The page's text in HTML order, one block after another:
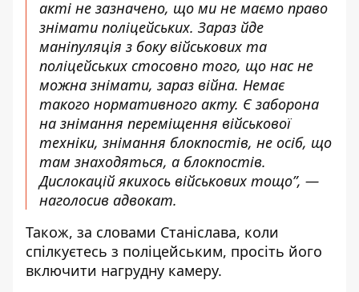
акті не зазначено, що ми не маємо право
знімати поліцейських. Зараз йде
маніпуляція з боку військових та
поліцейських стосовно того, що нас не
можна знімати, зараз війна. Немає
такого нормативного акту. Є заборона
на знімання переміщення військової
техніки, знімання блокпостів, не осіб, що
там знаходяться, а блокпостів.
Дислокацій якихось військових тощо”, —
наголосив адвокат.
Також, за словами Станіслава, коли
спілкуєтесь з поліцейським, просіть його
включити нагрудну камеру.